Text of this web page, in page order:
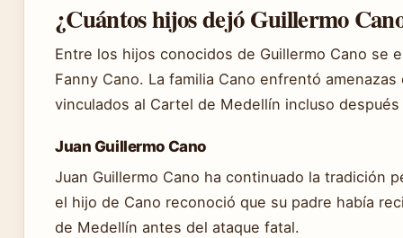
¿Cuántos hijos dejó Guillermo
Entre los hijos conocidos de Guillermo Cano se
Fanny Cano. La familia Cano enfrentó
vinculados al Cartel de Medellín incluso
Juan Guillermo Cano
Juan Guillermo Cano ha continuado la tradición
el hijo de Cano reconoció que su padre había
de Medellín antes del ataque fatal.